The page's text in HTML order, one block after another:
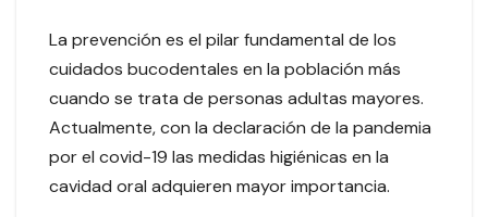
La prevención es el pilar fundamental de los
cuidados bucodentales en la población más
cuando se trata de personas adultas mayores.
Actualmente, con la declaración de la pandemia
por el covid-19 las medidas higiénicas en la
cavidad oral adquieren mayor importancia.